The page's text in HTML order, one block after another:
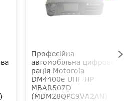
Професійна
автомобільна цифрова
рація Motorola
DM4400e UHF HP
MBAR507D
(MDM28QPC9VA2AN)